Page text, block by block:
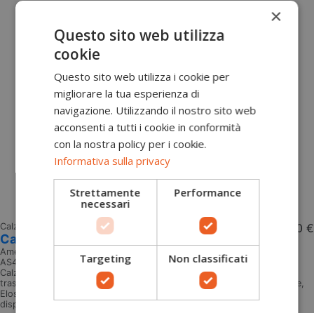
Calze tecniche outdoor
Calzini medio alti Tub Duck American Socks
American Socks
AS429
16,00 €
Calze con fantasie Tub Duck American Socks Calzini confortevoli,
traspiranti, vestibilità perfetta. Materiali: Coolmax, Poliammide, Cotone,
Elostidiene, Elastane Stagione consigliata: tutte le stagioni Taglie
disponibili: L-XL Impieghi: qualsiasi tipo di attività outdoor
×
Questo sito web utilizza
cookie
Questo sito web utilizza i cookie per
migliorare la tua esperienza di
navigazione. Utilizzando il nostro sito web
acconsenti a tutti i cookie in conformità
con la nostra policy per i cookie.
Informativa sulla privacy
Strettamente
necessari
Performance
Targeting Non classificati